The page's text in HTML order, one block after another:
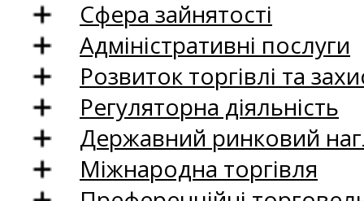
Сфера зайнятості
Адміністративні послуги
Розвиток торгівлі та
Регуляторна діяльність
Державний ринковий
Міжнародна торгівля